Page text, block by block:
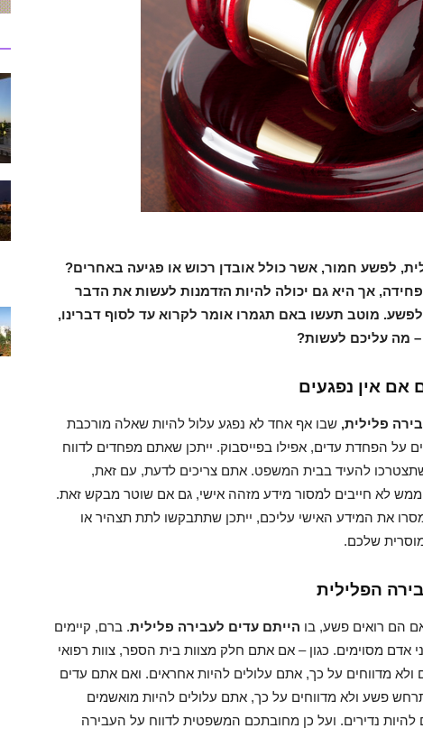
לפשע חמור, אשר כולל אובדן רכוש או פגיעה באחרים?
אך היא גם יכולה להיות הזדמנות לעשות את הדבר
מוטב תעשו באם תגמרו אומר לקרוא עד לסוף דברינו,
– מה עליכם לעשות?
אין נפגעים
פלילית, שבו אף אחד לא נפגע עלול להיות שאלה מורכבת
על הפחדת עדים, אפילו בפייסבוק. ייתכן שאתם מפחדים לדווח
להעיד בבית המשפט. אתם צריכים לדעת, עם זאת,
לא חייבים למסור מידע מזהה אישי, גם אם שוטר מבקש זאת.
את המידע האישי עליכם, ייתכן שתתבקשו לתת תצהיר או
שלכם.
הפלילית
הם רואים פשע, בו הייתם עדים לעבירה פלילית. ברם, קיימים
אדם מסוימים. כגון – אם אתם חלק מצוות בית הספר, צוות רפואי
ולא מדווחים על כך, אתם עלולים להיות אחראים. ואם אתם עדים
פשע ולא מדווחים על כך, אתם עלולים להיות מואשמים
נדירים. ועל כן מחובתכם המשפטית לדווח על העבירה